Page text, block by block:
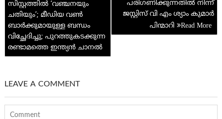
p
navigation
സിസ്റ്റത്തിൽ ‘വഞ്ചനയും
ചതിയും’; മീഡിയ വൺ
ബാർക്കുമായുള്ള ബന്ധം
വിച്ഛേദിച്ചു; പുറത്തുകടക്കുന്ന
രണ്ടാമത്തെ ഇന്ത്യൻ ചാനൽ
പരിഗണിക്കുന്നതില്‍ നിന്ന്
ജസ്റ്റിസ് വി എം ശ്യാം കുമാർ
പിന്മാറി
LEAVE A COMMENT